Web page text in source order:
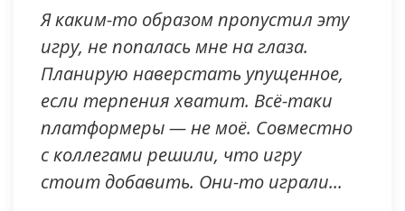
Я каким-то образом пропустил эту
игру, не попалась мне на глаза.
Планирую наверстать упущенное,
если терпения хватит. Всё-таки
платформеры — не моё. Совместно
с коллегами решили, что игру
стоит добавить. Они-то играли...